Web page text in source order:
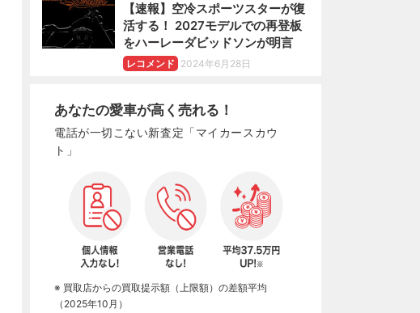
【速報】空冷スポーツスターが復
活する！ 2027モデルでの再登板
をハーレーダビッドソンが明言
レコメンド 2024年6月28日
あなたの愛車が高く売れる！
電話が一切こない新査定「マイカースカウ
ト」
※ 買取店からの買取提示額（上限額）の差額平均
（2025年10月）